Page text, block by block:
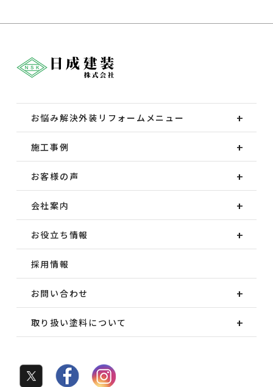
お悩み解決外装 リフォームメニュー
施工事例
お客様の声
会社案内
お役立ち情報
採用情報
お問い合わせ
取り扱い塗料について